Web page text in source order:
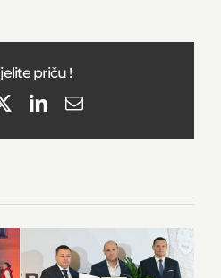
priču !
LinkedIn
Email